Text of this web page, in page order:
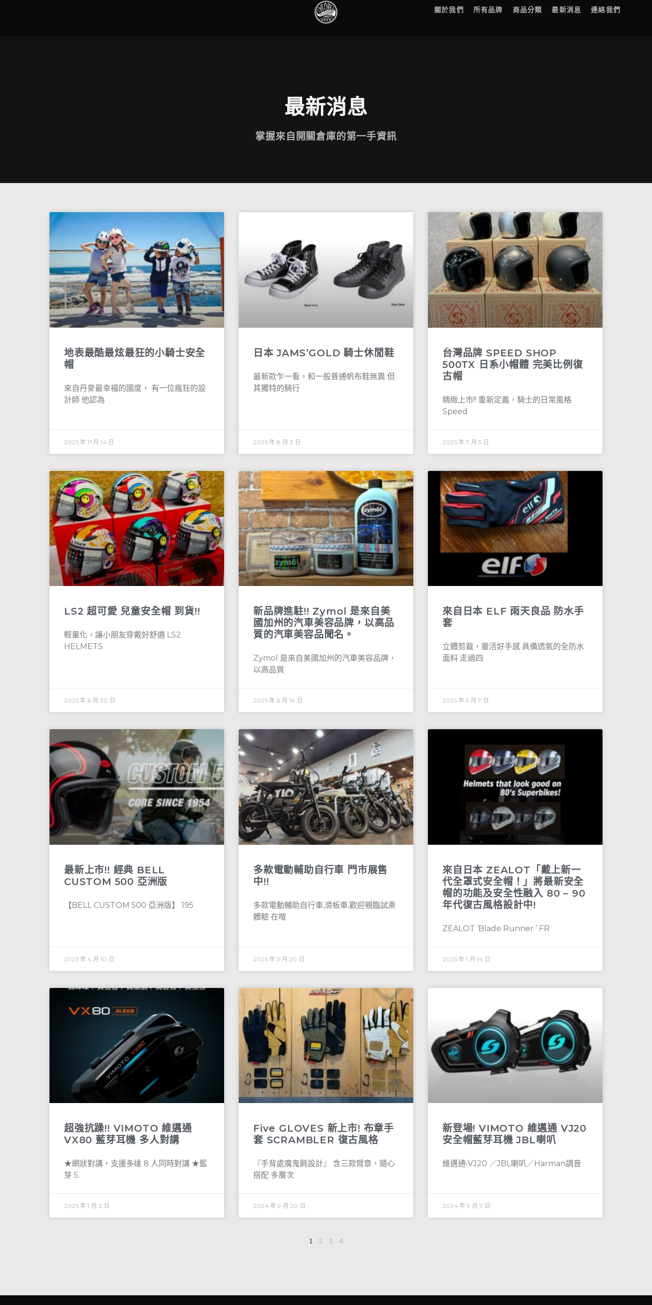
關於我們 所有品牌 商品分類 最新消息 連絡我們
最新消息
掌握來自開關倉庫的第一手資訊
地表最酷最炫最狂的小騎士安全
帽
來自丹麥最幸福的國度， 有一位瘋狂的設
計師 他認為
2025 年 11 月 14 日
日本 JAMS’GOLD 騎士休閒鞋
最新款乍一看，和一般普通帆布鞋無異 但
其獨特的騎行
2025 年 8 月 3 日
台灣品牌 SPEED SHOP
500TX 日系小帽體 完美比例復
古帽
精緻上市!! 重新定義，騎士的日常風格
Speed
2025 年 7 月 5 日
LS2 超可愛 兒童安全帽 到貨!!
輕量化，讓小朋友穿戴好舒適 LS2
HELMETS
2025 年 6 月 30 日
新品牌進駐!! Zymol 是來自美
國加州的汽車美容品牌，以高品
質的汽車美容品聞名。
Zymol 是來自美國加州的汽車美容品牌，
以高品質
2025 年 6 月 14 日
來自日本 ELF 雨天良品 防水手
套
立體剪裁，靈活好手感 具備透氣的全防水
面料 走過四
2025 年 5 月 7 日
最新上市!! 經典 BELL
CUSTOM 500 亞洲版
【BELL CUSTOM 500 亞洲版】 195
2025 年 4 月 10 日
多款電動輔助自行車 門市展售
中!!
多款電動輔助自行車,滑板車,歡迎親臨試乘
體驗 在喧
2025 年 3 月 20 日
來自日本 ZEALOT「戴上新一
代全罩式安全帽！」將最新安全
帽的功能及安全性融入 80 – 90
年代復古風格設計中!
ZEALOT ‘Blade Runner ’ FR
2025 年 1 月 14 日
超強抗躁!! VIMOTO 維邁通
VX80 藍芽耳機 多人對講
★網狀對講，支援多達 8 人同時對講 ★藍
芽 5.
2025 年 1 月 3 日
Five GLOVES 新上市! 布章手
套 SCRAMBLER 復古風格
『手背處魔鬼氈設計』 含三款臂章，隨心
搭配 多層次
2024 年 9 月 20 日
新登場! VIMOTO 維邁通 VJ20
安全帽藍芽耳機 JBL喇叭
維邁通•VJ20 ／JBL喇叭／Harman調音
2024 年 9 月 7 日
1 2 3 4